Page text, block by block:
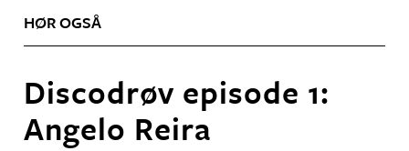
HØR OGSÅ
Discodrøv episode 1:
Angelo Reira